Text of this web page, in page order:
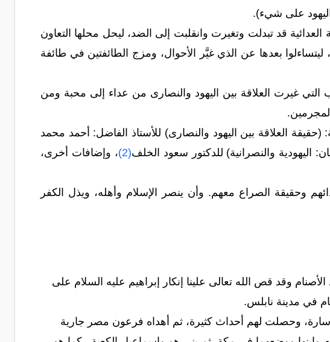
على شيء).
قد تبدلت وتغيرت وانقلبت إلى الضد، ليحل محلها التعاون
بعدها عن الذي غيَّر الأحوال، ومزج الطائفتين في طائفة
التي غيرت العلاقة بين اليهود والنصارى من عداء إلى محبة ومن
العلاقة بين اليهود والنصارى) للأستاذ الفاضل: أحمد محمد
اليهودية والنصرانية) للدكتور سعود الخلف(2)
، وإضافات أخرى،
وحقيقة الصراع معهم. وأن ينصر الإسلام وأهله، ويذل الكفر
وقد قص الله تعالى علينا إنكار إبراهيم عليه السلام على
في مدينة نابلس.
وحصلت لهم أحداث كثيرة، ثم أهداه فرعون مصر جارية